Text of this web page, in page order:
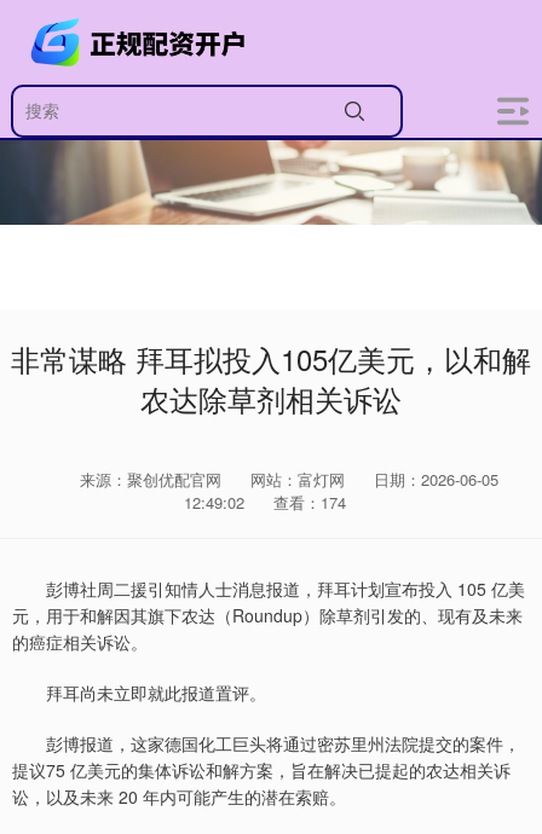
非常谋略 拜耳拟投入105亿美元，以和解
农达除草剂相关诉讼
来源：聚创优配官网 网站：富灯网
日期：2026-06-05
12:49:02
查看：174
彭博社周二援引知情人士消息报道，拜耳计划宣布投入 105 亿美
元，用于和解因其旗下农达（Roundup）除草剂引发的、现有及未来
的癌症相关诉讼。
拜耳尚未立即就此报道置评。
彭博报道，这家德国化工巨头将通过密苏里州法院提交的案件，
提议75 亿美元的集体诉讼和解方案，旨在解决已提起的农达相关诉
讼，以及未来 20 年内可能产生的潜在索赔。